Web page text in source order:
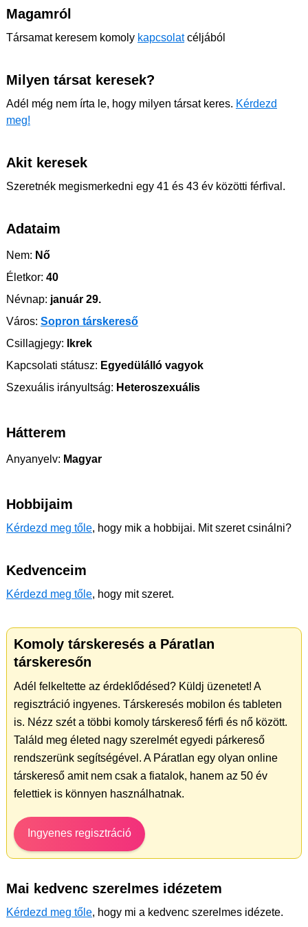
Magamról
Társamat keresem komoly kapcsolatcéljából
Milyen társat keresek?
Adél még nem írta le, hogy milyen társat keres. Kérdezd
meg!
Akit keresek
Szeretnék megismerkedni egy 41 és 43 év közötti férfival.
Adataim
Nem: Nő
Életkor: 40
Névnap: január 29.
Város: Sopron társkereső
Csillagjegy: Ikrek
Kapcsolati státusz: Egyedülálló vagyok
Szexuális irányultság: Heteroszexuális
Hátterem
Anyanyelv: Magyar
Hobbijaim
Kérdezd meg tőle, hogy mik a hobbijai. Mit szeret csinálni?
Kedvenceim
Kérdezd meg tőle, hogy mit szeret.
Komoly társkeresés a Páratlan
társkeresőn
Adél felkeltette az érdeklődésed? Küldj üzenetet! A
regisztráció ingyenes. Társkeresés mobilon és tableten
is. Nézz szét a többi komoly társkereső férfi és nő között.
Találd meg életed nagy szerelmét egyedi párkereső
rendszerünk segítségével. A Páratlan egy olyan online
társkereső amit nem csak a fiatalok, hanem az 50 év
felettiek is könnyen használhatnak.
Ingyenes regisztráció
Mai kedvenc szerelmes idézetem
Kérdezd meg tőle, hogy mi a kedvenc szerelmes idézete.